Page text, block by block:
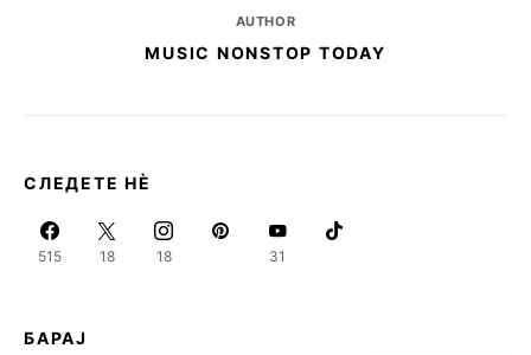
AUTHOR
MUSIC NONSTOP TODAY
СЛЕДЕТЕ НЀ
515 18 18 31
БАРАЈ